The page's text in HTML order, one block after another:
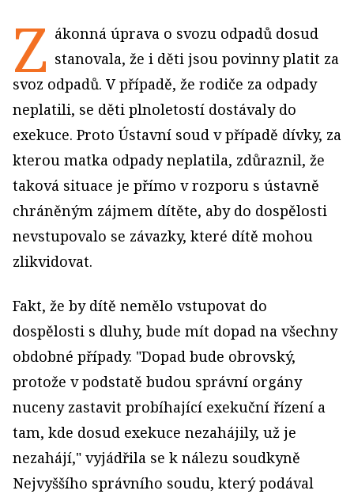
Z ákonná úprava o svozu odpadů dosud
stanovala, že i děti jsou povinny platit za
svoz odpadů. V případě, že rodiče za odpady
neplatili, se děti plnoletostí dostávaly do
exekuce. Proto Ústavní soud v případě dívky, za
kterou matka odpady neplatila, zdůraznil, že
taková situace je přímo v rozporu s ústavně
chráněným zájmem dítěte, aby do dospělosti
nevstupovalo se závazky, které dítě mohou
zlikvidovat.
Fakt, že by dítě nemělo vstupovat do
dospělosti s dluhy, bude mít dopad na všechny
obdobné případy. "Dopad bude obrovský,
protože v podstatě budou správní orgány
nuceny zastavit probíhající exekuční řízení a
tam, kde dosud exekuce nezahájily, už je
nezahájí," vyjádřila se k nálezu soudkyně
Nejvyššího správního soudu, který podával